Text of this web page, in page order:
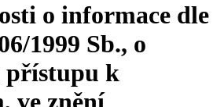
o informace dle
1999 Sb., o
přístupu k